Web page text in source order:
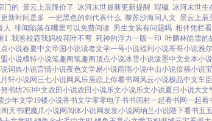
门的 景云上辰降价了 冰河末世最新更新提醒 瑕穢 冰河末世生
新时间是多 一把黑色的剑代表什么 黎苏沙海同人文 景云上辰
人 绯闻陷落在哪里可以免费阅读 男生女装有问题吗 相伴凭栏
1 我爸校霸我妈校花叶不弯 死神的浮力一版一印 叶麟林皓雪的
小说春夏中文帝国小说读者文学一号小说福利小说哥哥小说雅
小说模特小说笔趣阁笔趣阁顶点小说冰雪小说泼墨中文全本小说
词典小说言情小说夜色文学易小说雨雨小说中山小说倍福小说
轩小说网 三七小说网 风乐居恋上你看书网 风云小说极品中文车
书坊263中文农田小说农田小说乐文小说乐文小说夏日小说大文
少年文学19楼小说香书文学零零电子书书画村一起看书网一起看
天书吧魔爪小说网 阅体小说网发发小说网纳兰小说陛下看书五